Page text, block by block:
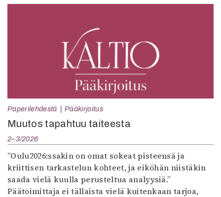
Paperilehdestä Pääkirjoitus
Muutos tapahtuu taiteesta
2–3/2026
”Oulu2026:ssakin on omat sokeat pisteensä ja
kriittisen tarkastelun kohteet, ja eiköhän niistäkin
saada vielä kuulla perusteltua analyysiä.”
Päätoimittaja ei tällaista vielä kuitenkaan tarjoa,